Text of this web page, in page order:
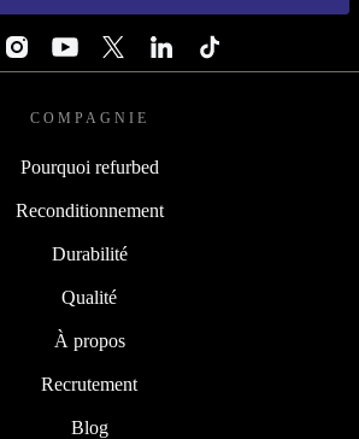
COMPAGNIE
Pourquoi refurbed
Reconditionnement
Durabilité
Qualité
À propos
Recrutement
Blog